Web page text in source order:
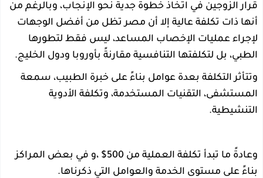
قرار الزوجين في اتخاذ خطوة جدية نحو الإنجاب، وبالرغم من
أنها ذات تكلفة عالية إلا أن مصر تظل من أفضل الوجهات
لإجراء عمليات الإخصاب المساعد، ليس فقط لتطورها
الطبي، بل لتكلفتها التنافسية مقارنةً بأوروبا ودول الخليج.
وتتأثر التكلفة بعدة عوامل بناءً على خبرة الطبيب، سمعة
المستشفى، التقنيات المستخدمة، وتكلفة الأدوية
التنشيطية.
وعادةً ما تبدأ تكلفة العملية من 500$ ،و في بعض المراكز
بناءً على مستوى الخدمة والعوامل التي ذكرناها.